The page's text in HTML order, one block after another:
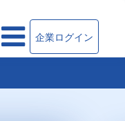
企業ログイン